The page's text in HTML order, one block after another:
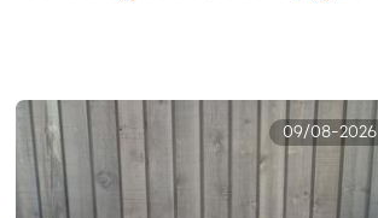
09/08-2026